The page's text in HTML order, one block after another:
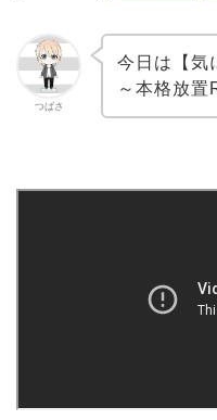
つばさ
今日は【気
～本格放置